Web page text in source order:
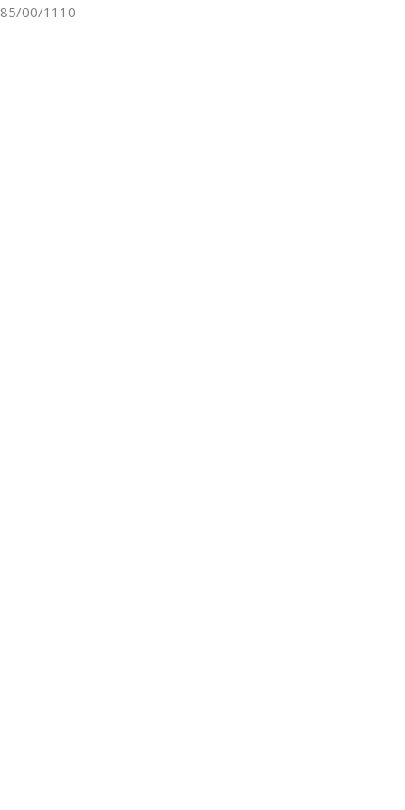
85/00/1110